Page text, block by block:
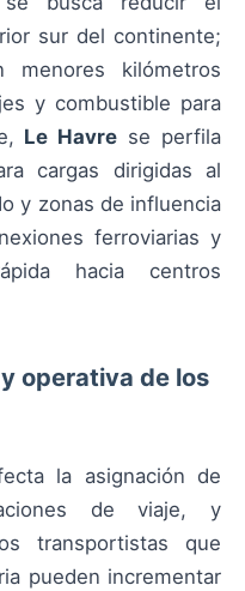
sur del continente;
kilómetros
y combustible para
Le Havre se perfila
cargas dirigidas al
y zonas de influencia
ferroviarias y
hacia centros
operativa de los
la asignación de
de viaje, y
transportistas que
pueden incrementar